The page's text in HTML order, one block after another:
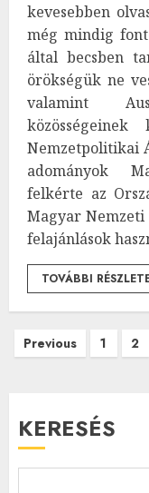
kevesebben
még mindig
által becsben
örökségük ne
valamint
Nemzetpolitikai
adományok
felkérte az
Magyar Nemzeti
felajánlások
TOVÁBBI
Previous 1 2
KERESÉS